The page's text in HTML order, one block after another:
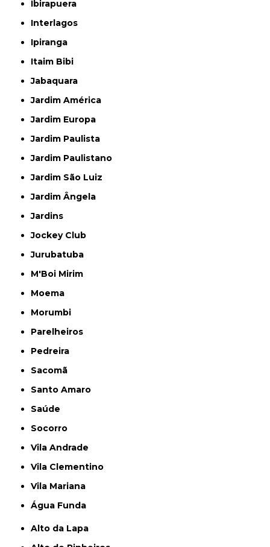
Ibirapuera
Interlagos
Ipiranga
Itaim Bibi
Jabaquara
Jardim América
Jardim Europa
Jardim Paulista
Jardim Paulistano
Jardim São Luiz
Jardim Ângela
Jardins
Jockey Club
Jurubatuba
M'Boi Mirim
Moema
Morumbi
Parelheiros
Pedreira
Sacomã
Santo Amaro
Saúde
Socorro
Vila Andrade
Vila Clementino
Vila Mariana
Água Funda
Alto da Lapa